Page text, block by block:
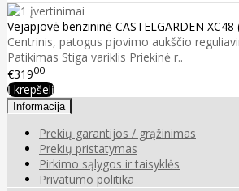
Vejapjovė benzininė CASTELGARDEN
Centrinis, patogus pjovimo aukščio
Patikimas Stiga variklis Priekinė r..
€31900
Į krepšelį
Informacija
Prekių garantijos / grąžinimas
Prekių pristatymas
Pirkimo sąlygos ir taisyklės
Privatumo politika